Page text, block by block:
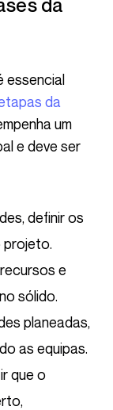
da
um
e deve ser
definir os
projeto.
e
sólido.
planeadas,
as equipas.
que o